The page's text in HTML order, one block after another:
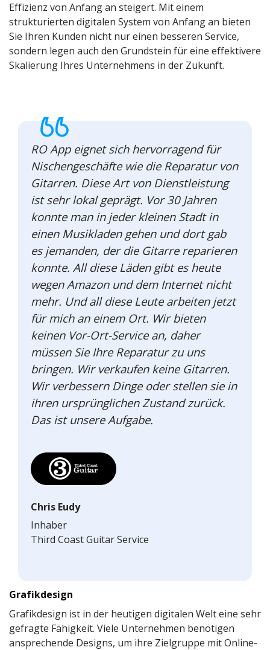
Effizienz von Anfang an steigert. Mit einem
strukturierten digitalen System von Anfang an bieten
Sie Ihren Kunden nicht nur einen besseren Service,
sondern legen auch den Grundstein für eine effektivere
Skalierung Ihres Unternehmens in der Zukunft.
RO App eignet sich hervorragend für
Nischengeschäfte wie die Reparatur von
Gitarren. Diese Art von Dienstleistung
ist sehr lokal geprägt. Vor 30 Jahren
konnte man in jeder kleinen Stadt in
einen Musikladen gehen und dort gab
es jemanden, der die Gitarre reparieren
konnte. All diese Läden gibt es heute
wegen Amazon und dem Internet nicht
mehr. Und all diese Leute arbeiten jetzt
für mich an einem Ort. Wir bieten
keinen Vor-Ort-Service an, daher
müssen Sie Ihre Reparatur zu uns
bringen. Wir verkaufen keine Gitarren.
Wir verbessern Dinge oder stellen sie in
ihren ursprünglichen Zustand zurück.
Das ist unsere Aufgabe.
Chris Eudy
Inhaber
Third Coast Guitar Service
Grafikdesign
Grafikdesign ist in der heutigen digitalen Welt eine sehr
gefragte Fähigkeit. Viele Unternehmen benötigen
ansprechende Designs, um ihre Zielgruppe mit Online-